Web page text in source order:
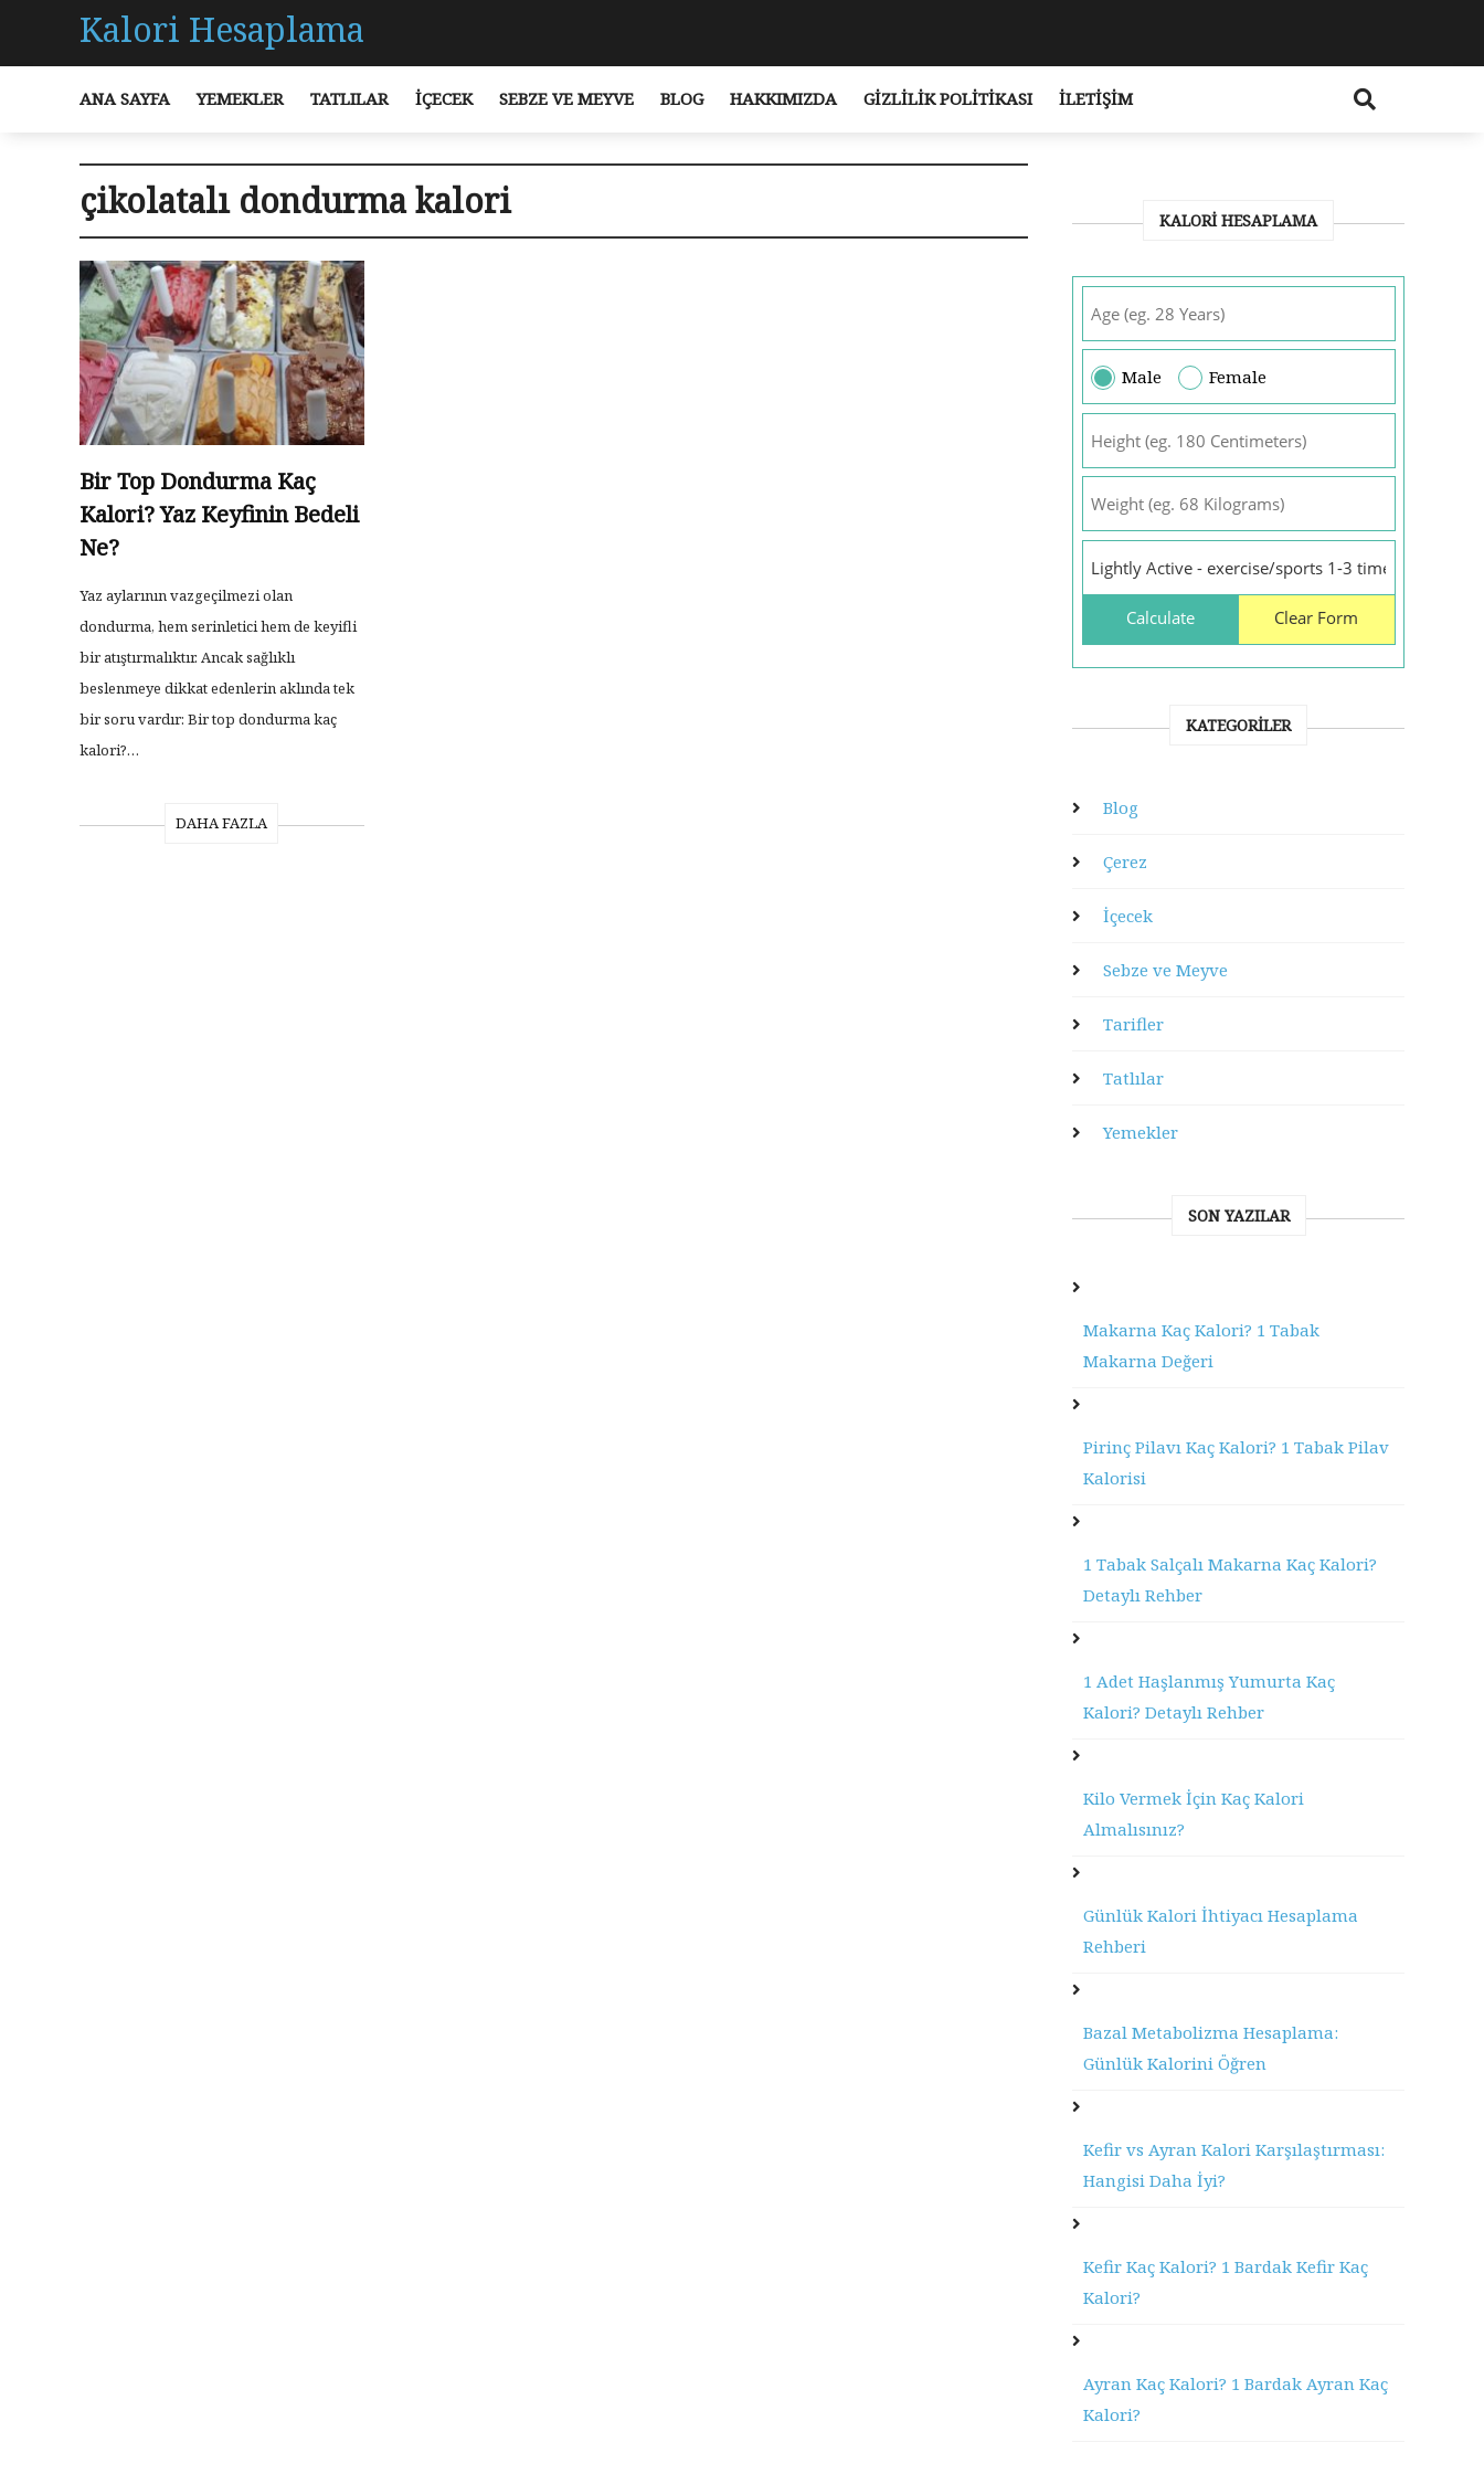
Kalori Hesaplama
ANA SAYFA YEMEKLER TATLILAR İÇECEK SEBZE VE MEYVE BLOG HAKKIMIZDA GIZLILIK POLITIKASI İLETIŞIM
çikolatalı dondurma kalori
Bir Top Dondurma Kaç
Kalori? Yaz Keyfinin Bedeli
Ne?
Yaz aylarının vazgeçilmezi olan
dondurma, hem serinletici hem de keyifli
bir atıştırmalıktır. Ancak sağlıklı
beslenmeye dikkat edenlerin aklında tek
bir soru vardır: Bir top dondurma kaç
kalori?…
DAHA FAZLA
KALORI HESAPLAMA
Male Female
KATEGORILER
Blog
Çerez
İçecek
Sebze ve Meyve
Tarifler
Tatlılar
Yemekler
SON YAZILAR
Makarna Kaç Kalori? 1 Tabak
Makarna Değeri
Pirinç Pilavı Kaç Kalori? 1 Tabak Pilav
Kalorisi
1 Tabak Salçalı Makarna Kaç Kalori?
Detaylı Rehber
1 Adet Haşlanmış Yumurta Kaç
Kalori? Detaylı Rehber
Kilo Vermek İçin Kaç Kalori
Almalısınız?
Günlük Kalori İhtiyacı Hesaplama
Rehberi
Bazal Metabolizma Hesaplama:
Günlük Kalorini Öğren
Kefir vs Ayran Kalori Karşılaştırması:
Hangisi Daha İyi?
Kefir Kaç Kalori? 1 Bardak Kefir Kaç
Kalori?
Ayran Kaç Kalori? 1 Bardak Ayran Kaç
Kalori?